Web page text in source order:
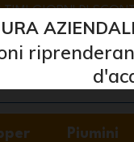
GIORNI DI
| Produttori di
Piumini